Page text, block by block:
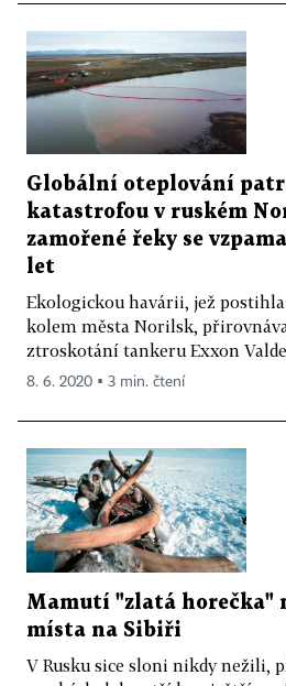
Globální oteplování
katastrofou v ruském
zamořené řeky se
let
Ekologickou havárii, jež
kolem města Norilsk,
ztroskotání tankeru Exxon
8. 6. 2020 ▪ 3 min. čtení
Mamutí "zlatá horečka"
místa na Sibiři
V Rusku sice sloni nikdy nežili,